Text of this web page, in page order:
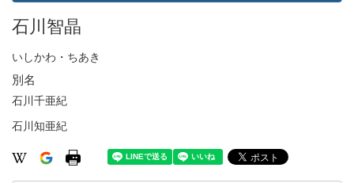
石川智晶
いしかわ・ちあき
別名
石川千亜紀
石川知亜紀